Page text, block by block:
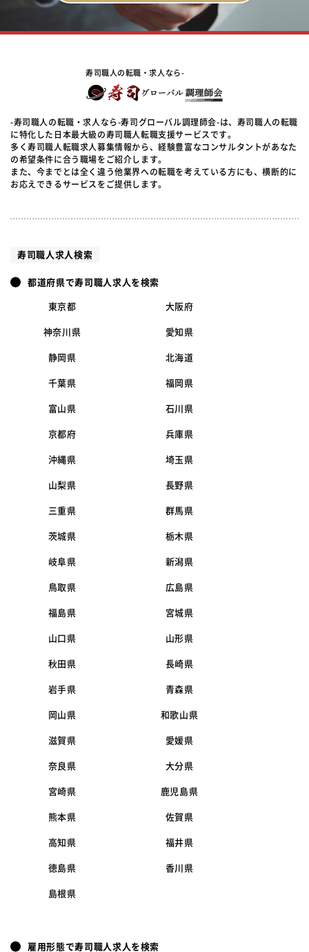
寿司職人の転職・求人なら-
-寿司職人の転職・求人なら-寿司グローバル調理師会-は、寿司職人の転職
に特化した日本最大級の寿司職人転職支援サービスです。
多く寿司職人転職求人募集情報から、経験豊富なコンサルタントがあなた
の希望条件に合う職場をご紹介します。
また、今までとは全く違う他業界への転職を考えている方にも、横断的に
お応えできるサービスをご提供します。
寿司職人求人検索
都道府県で寿司職人求人を検索
東京都 大阪府
神奈川県 愛知県
静岡県 北海道
千葉県 福岡県
富山県 石川県
京都府 兵庫県
沖縄県 埼玉県
山梨県 長野県
三重県 群馬県
茨城県 栃木県
岐阜県 新潟県
鳥取県 広島県
福島県 宮城県
山口県 山形県
秋田県 長崎県
岩手県 青森県
岡山県 和歌山県
滋賀県 愛媛県
奈良県 大分県
宮崎県 鹿児島県
熊本県 佐賀県
高知県 福井県
徳島県 香川県
島根県
雇用形態で寿司職人求人を検索